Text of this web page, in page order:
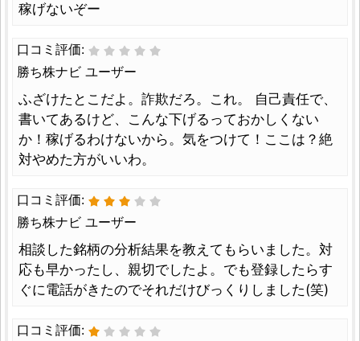
稼げないぞー
口コミ評価:
勝ち株ナビ ユーザー
ふざけたとこだよ。詐欺だろ。これ。 自己責任で、
書いてあるけど、こんな下げるっておかしくない
か！稼げるわけないから。気をつけて！ここは？絶
対やめた方がいいわ。
口コミ評価:
勝ち株ナビ ユーザー
相談した銘柄の分析結果を教えてもらいました。対
応も早かったし、親切でしたよ。でも登録したらす
ぐに電話がきたのでそれだけびっくりしました(笑)
口コミ評価: